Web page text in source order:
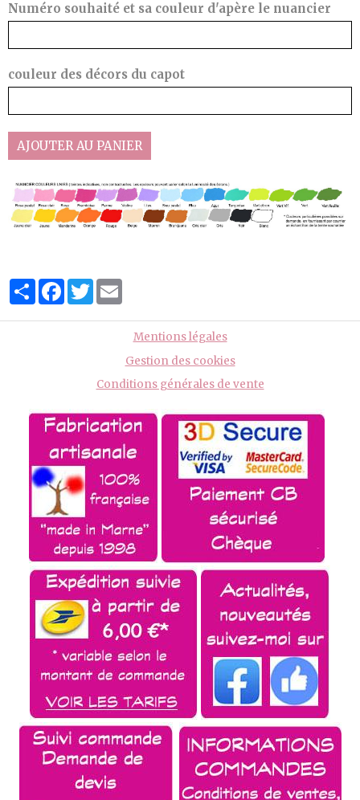
Numéro souhaité et sa couleur d'apère le nuancier
couleur des décors du capot
AJOUTER AU PANIER
PartagerFacebook
Twitter
Mentions légales
Gestion des cookies
Conditions générales de vente